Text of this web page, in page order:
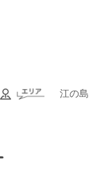
江の島